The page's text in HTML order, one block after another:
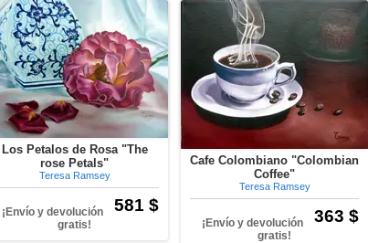
Los Petalos de Rosa "The
rose Petals"
Teresa Ramsey
581 $
¡Envío y devolución
gratis!
Cafe Colombiano "Colombian
Coffee"
Teresa Ramsey
363 $
¡Envío y devolución
gratis!